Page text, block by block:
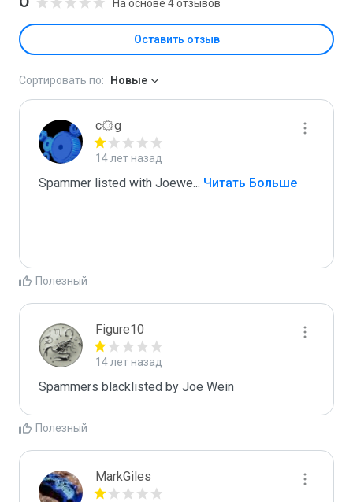
На основе 4 отзывов
Оставить отзыв
Сортировать по: Новые
c۞g
14 лет назад
Spammer listed with Joewe... Читать Больше
Полезный
Figure10
14 лет назад
Spammers blacklisted by Joe Wein
Полезный
MarkGiles